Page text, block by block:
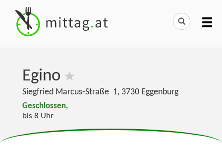
Egino
Siegfried Marcus-Straße 1, 3730 Eggenburg
Geschlossen,
bis 8 Uhr